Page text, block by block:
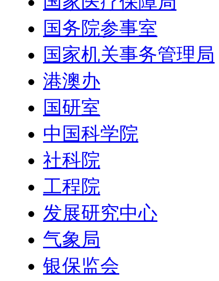
国务院参事室
国家机关事务管理局
港澳办
国研室
中国科学院
社科院
工程院
发展研究中心
气象局
银保监会